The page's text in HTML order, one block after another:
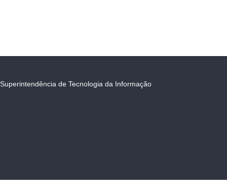
Superintendência de Tecnologia da Informação